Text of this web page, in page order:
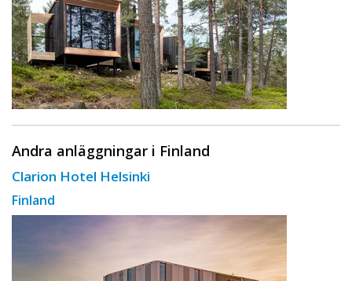
Andra anläggningar i Finland
Clarion Hotel Helsinki
Finland